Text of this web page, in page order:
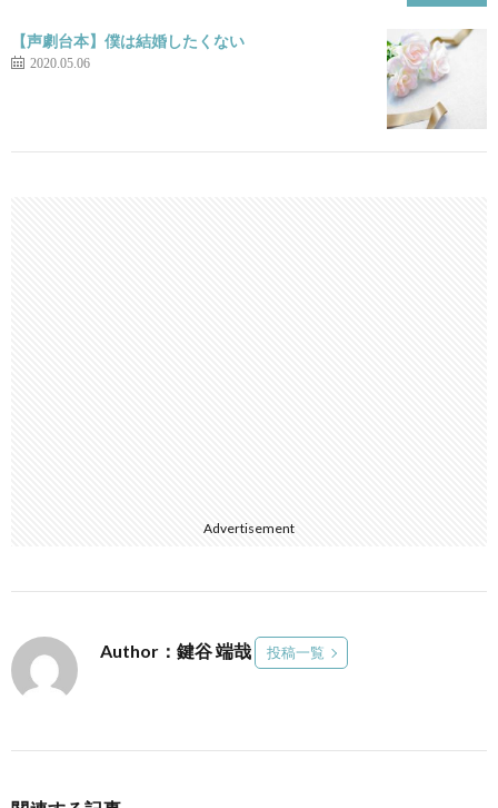
【声劇台本】僕は結婚したくない
2020.05.06
Advertisement
Author：鍵谷 端哉 投稿一覧